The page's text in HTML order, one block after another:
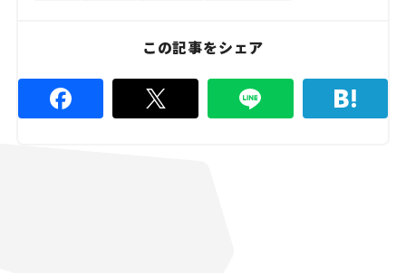
%
この記事をシェア